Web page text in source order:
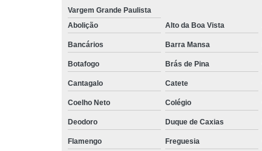
Vargem Grande Paulista
Abolição
Alto da Boa Vista
Bancários Barra Mansa
Botafogo Brás de Pina
Cantagalo Catete
Coelho Neto Colégio
Deodoro Duque de Caxias
Flamengo Freguesia